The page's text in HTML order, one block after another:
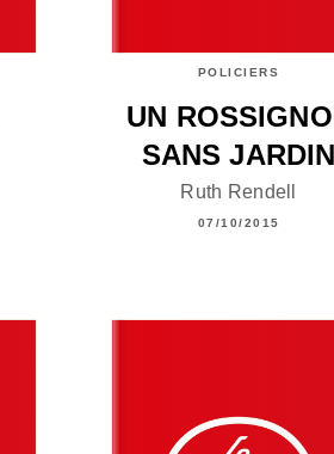
POLICIERS
UN
SANS JARDIN
Ruth Rendell
07/10/2015